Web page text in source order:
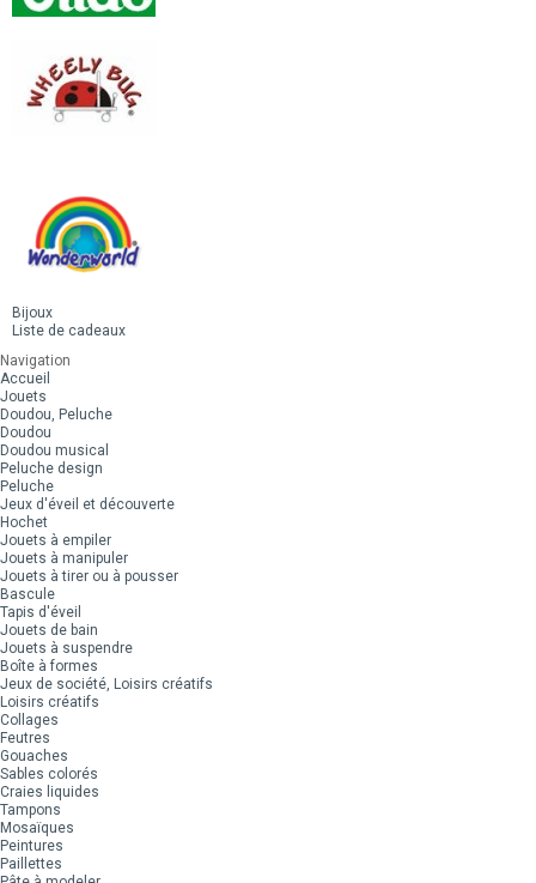
Bijoux
Liste de cadeaux
Navigation
Accueil
Jouets
Doudou, Peluche
Doudou
Doudou musical
Peluche design
Peluche
Jeux d'éveil et découverte
Hochet
Jouets à empiler
Jouets à manipuler
Jouets à tirer ou à pousser
Bascule
Tapis d'éveil
Jouets de bain
Jouets à suspendre
Boîte à formes
Jeux de société, Loisirs créatifs
Loisirs créatifs
Collages
Feutres
Gouaches
Sables colorés
Craies liquides
Tampons
Mosaïques
Peintures
Paillettes